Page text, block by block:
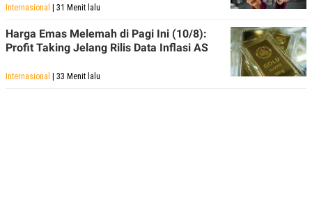
Internasional | 31 Menit lalu
Harga Emas Melemah di Pagi Ini (10/8):
Profit Taking Jelang Rilis Data Inflasi AS
Internasional | 33 Menit lalu